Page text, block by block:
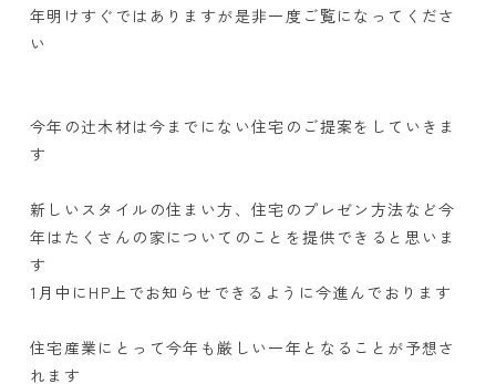
年明けすぐではありますが是非一度ご覧になってくださ
い
今年の辻木材は今までにない住宅のご提案をしていきま
す
新しいスタイルの住まい方、住宅のプレゼン方法など今
年はたくさんの家についてのことを提供できると思いま
す
1月中にHP上でお知らせできるように今進んでおります
住宅産業にとって今年も厳しい一年となることが予想さ
れます